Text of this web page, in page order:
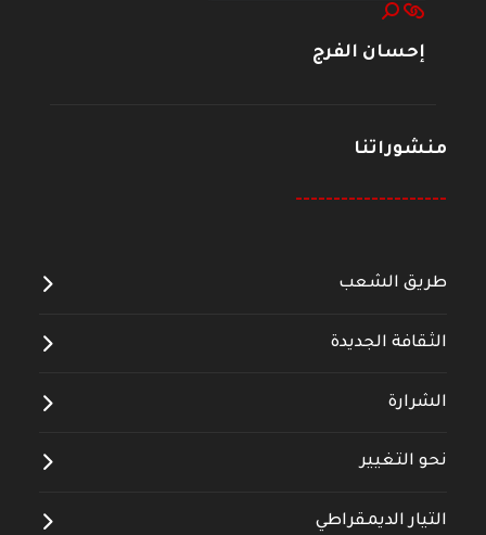
إحسان الفرج
منشوراتنا
--------------------
طريق الشعب
الثقافة الجديدة
الشرارة
نحو التغيير
التيار الديمقراطي